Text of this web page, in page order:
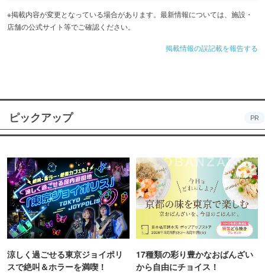
※掲載内容が変更となっている場合があります。最新情報については、施設・
店舗の公式サイト等でご確認ください。
掲載情報の誤記載を報告する
ピックアップ PR
涼しく過ごせる東京ジョイポリ
スで絶叫＆ホラーを満喫！
17種類の彩り豊かなおばんざい
から自由にチョイス！